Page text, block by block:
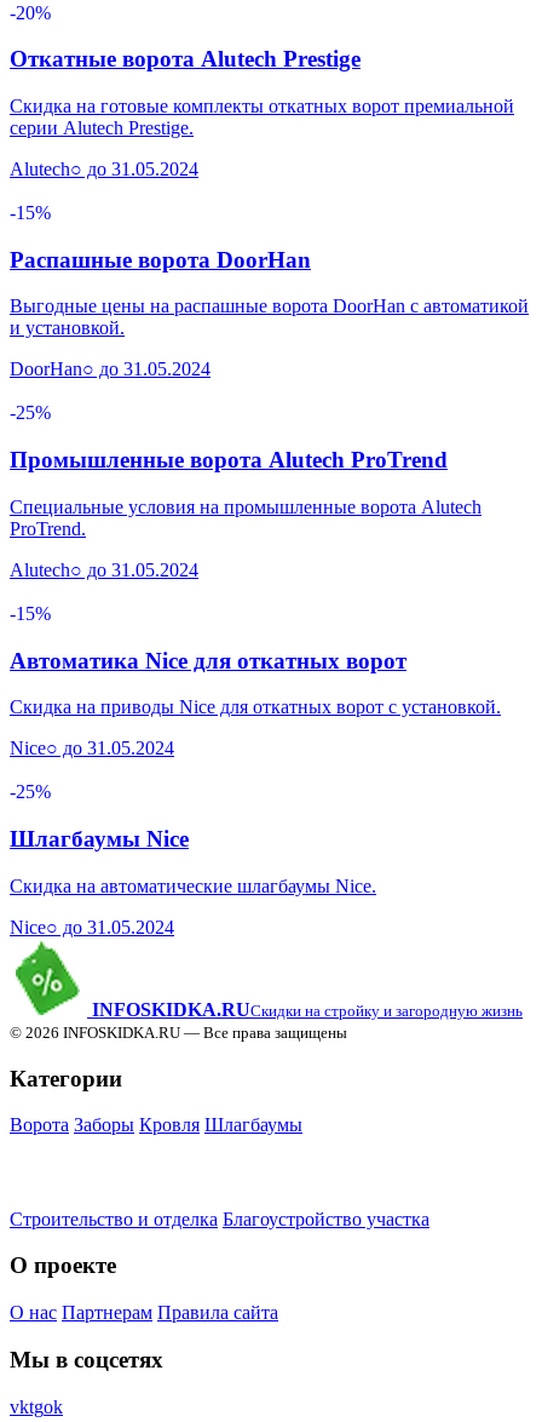
-20%
Откатные ворота Alutech Prestige
Скидка на готовые комплекты откатных ворот премиальной
серии Alutech Prestige.
Alutech○ до 31.05.2024
-15%
Распашные ворота DoorHan
Выгодные цены на распашные ворота DoorHan с автоматикой
и установкой.
DoorHan○ до 31.05.2024
-25%
Промышленные ворота Alutech ProTrend
Специальные условия на промышленные ворота Alutech
ProTrend.
Alutech○ до 31.05.2024
-15%
Автоматика Nice для откатных ворот
Скидка на приводы Nice для откатных ворот с установкой.
Nice○ до 31.05.2024
-25%
Шлагбаумы Nice
Скидка на автоматические шлагбаумы Nice.
Nice○ до 31.05.2024
INFOSKIDKA.RUСкидки на стройку и загородную жизнь
© 2026 INFOSKIDKA.RU — Все права защищены
Категории
Ворота Заборы Кровля Шлагбаумы
Строительство и отделка Благоустройство участка
О проекте
О нас Партнерам Правила сайта
Мы в соцсетях
vktgok